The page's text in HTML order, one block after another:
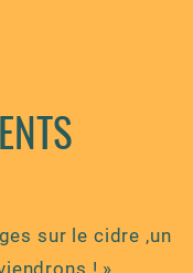
sur le cidre ,un
! »